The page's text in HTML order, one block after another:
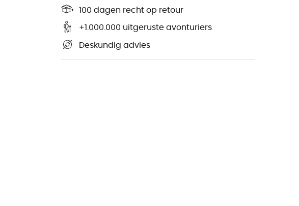
100 dagen recht op retour
+1.000.000 uitgeruste avonturiers
Deskundig advies